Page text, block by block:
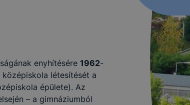
enyhítésére 1962-
létesítését a
épülete). Az
– a gimnáziumból